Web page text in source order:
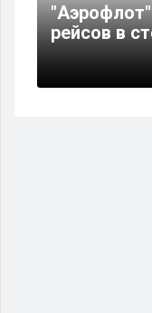
рейсов в